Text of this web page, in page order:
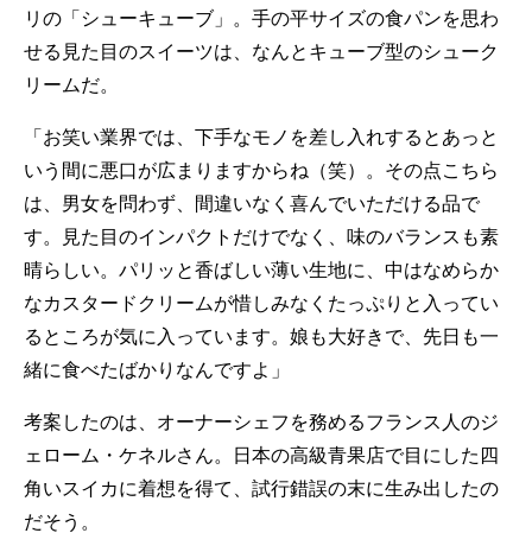
リの「シューキューブ」。手の平サイズの食パンを思わ
せる見た目のスイーツは、なんとキューブ型のシューク
リームだ。
「お笑い業界では、下手なモノを差し入れするとあっと
いう間に悪口が広まりますからね（笑）。その点こちら
は、男女を問わず、間違いなく喜んでいただける品で
す。見た目のインパクトだけでなく、味のバランスも素
晴らしい。パリッと香ばしい薄い生地に、中はなめらか
なカスタードクリームが惜しみなくたっぷりと入ってい
るところが気に入っています。娘も大好きで、先日も一
緒に食べたばかりなんですよ」
考案したのは、オーナーシェフを務めるフランス人のジ
ェローム・ケネルさん。日本の高級青果店で目にした四
角いスイカに着想を得て、試行錯誤の末に生み出したの
だそう。